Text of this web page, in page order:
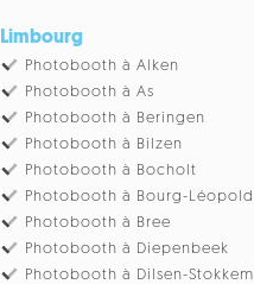
Limbourg
Photobooth à Alken
Photobooth à As
Photobooth à Beringen
Photobooth à Bilzen
Photobooth à Bocholt
Photobooth à Bourg-Léopold
Photobooth à Bree
Photobooth à Diepenbeek
Photobooth à Dilsen-Stokkem